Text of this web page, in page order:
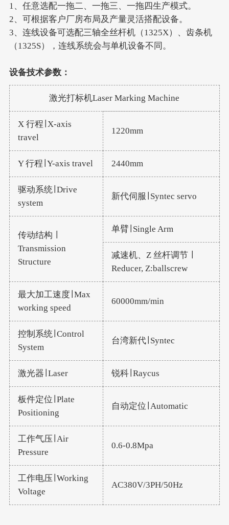
1、任意选配一拖二、一拖三、一拖四生产模式。
2、可根据客户厂房布局及产量灵活搭配设备。
3、连线设备可选配三轴全丝杆机（1325X）、齿条机
（1325S），连线系统会与单机设备不同。
设备技术参数：
激光打标机Laser Marking Machine
X 行程∣ X-axis
travel
1220mm
Y 行程∣ Y-axis travel 2440mm
驱动系统∣ Drive
system
新代伺服∣ Syntec servo
传动结构 ∣
Transmission
Structure
单臂∣ Single Arm
减速机、Z 丝杆调节 ∣
Reducer, Z:ballscrew
最大加工速度∣ Max
working speed
60000mm/min
控制系统∣ Control
System
台湾新代∣ Syntec
激光器∣ Laser 锐科∣ Raycus
板件定位∣ Plate
Positioning
自动定位∣ Automatic
工作气压∣ Air
Pressure
0.6-0.8Mpa
工作电压∣ Working
Voltage
AC380V/3PH/50Hz